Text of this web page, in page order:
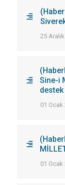
25
Sine-i
01 Ocak
01 Ocak